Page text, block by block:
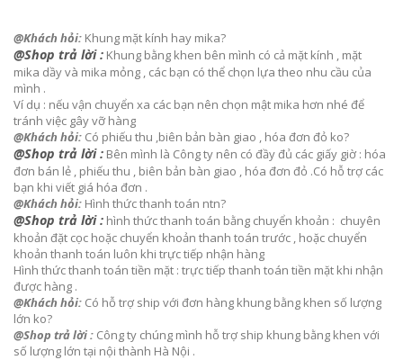
@Khách hỏi: Khung mặt kính hay mika?
@Shop trả lời : Khung bằng khen bên mình có cả mặt kính , mặt
mika dầy và mika mỏng , các bạn có thể chọn lựa theo nhu cầu của
mình .
Ví dụ : nếu vận chuyển xa các bạn nên chọn mật mika hơn nhé để
tránh việc gây vỡ hàng
@Khách hỏi: Có phiếu thu ,biên bản bàn giao , hóa đơn đỏ ko?
@Shop trả lời : Bên mình là Công ty nên có đầy đủ các giấy giờ : hóa
đơn bán lẻ , phiếu thu , biên bản bàn giao , hóa đơn đỏ .Có hỗ trợ các
bạn khi viết giá hóa đơn .
@Khách hỏi: Hình thức thanh toán ntn?
@Shop trả lời : hình thức thanh toán bằng chuyển khoản : chuyên
khoản đặt cọc hoặc chuyển khoản thanh toán trước , hoặc chuyển
khoản thanh toán luôn khi trực tiếp nhận hàng
Hình thức thanh toán tiền mặt : trực tiếp thanh toán tiền mặt khi nhận
được hàng .
@Khách hỏi: Có hỗ trợ ship với đơn hàng khung bằng khen số lượng
lớn ko?
@Shop trả lời : Công ty chúng mình hỗ trợ ship khung bằng khen với
số lượng lớn tại nội thành Hà Nội .